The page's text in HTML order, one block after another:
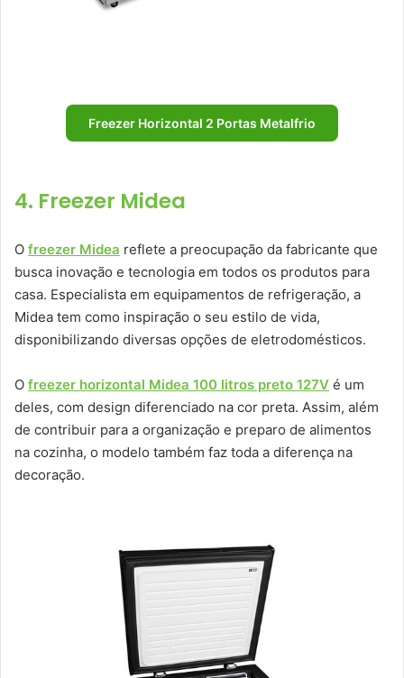
Freezer Horizontal 2 Portas Metalfrio
4. Freezer Midea
O freezer Midea reflete a preocupação da fabricante que
busca inovação e tecnologia em todos os produtos para
casa. Especialista em equipamentos de refrigeração, a
Midea tem como inspiração o seu estilo de vida,
disponibilizando diversas opções de eletrodomésticos.
O freezer horizontal Midea 100 litros preto 127V é um
deles, com design diferenciado na cor preta. Assim, além
de contribuir para a organização e preparo de alimentos
na cozinha, o modelo também faz toda a diferença na
decoração.